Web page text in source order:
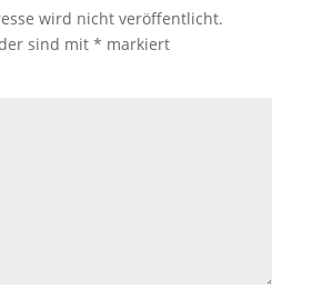
wird nicht veröffentlicht.
sind mit * markiert